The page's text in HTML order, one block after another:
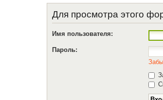
Для просмотра этого
Имя пользователя:
Пароль: